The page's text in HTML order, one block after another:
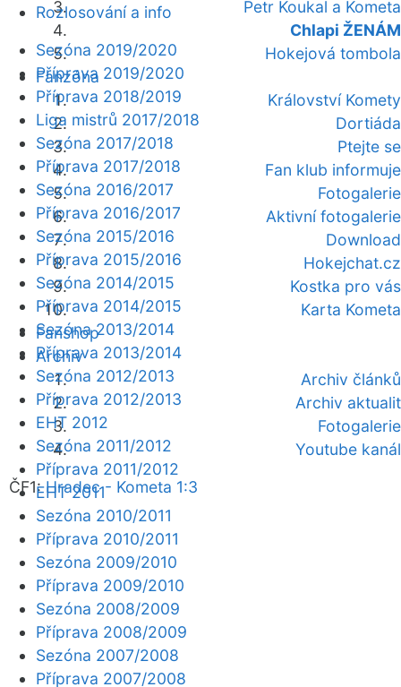
Petr Koukal a Kometa
Chlapi ŽENÁM
Hokejová tombola
Fanzóna
Království Komety
Dortiáda
Ptejte se
Fan klub informuje
Fotogalerie
Aktivní fotogalerie
Download
Hokejchat.cz
Kostka pro vás
Karta Kometa
Fanshop
Archiv
Archiv článků
Archiv aktualit
Fotogalerie
Youtube kanál
ČF1:Hradec - Kometa 1:3
Rozlosování a info
Sezóna 2019/2020
Příprava 2019/2020
Příprava 2018/2019
Liga mistrů 2017/2018
Sezóna 2017/2018
Příprava 2017/2018
Sezóna 2016/2017
Příprava 2016/2017
Sezóna 2015/2016
Příprava 2015/2016
Sezóna 2014/2015
Příprava 2014/2015
Sezóna 2013/2014
Příprava 2013/2014
Sezóna 2012/2013
Příprava 2012/2013
EHT 2012
Sezóna 2011/2012
Příprava 2011/2012
EHT 2011
Sezóna 2010/2011
Příprava 2010/2011
Sezóna 2009/2010
Příprava 2009/2010
Sezóna 2008/2009
Příprava 2008/2009
Sezóna 2007/2008
Příprava 2007/2008